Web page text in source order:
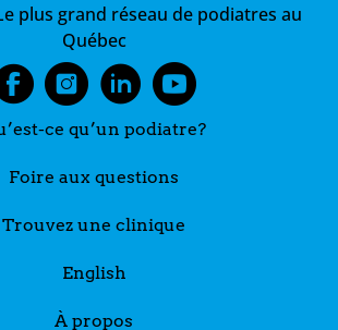
plus grand réseau de podiatres au
Québec
ce qu’un podiatre?
Foire aux questions
Trouvez une clinique
English
À propos